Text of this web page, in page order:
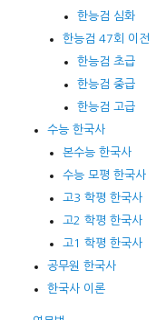
한능검 심화
한능검 47회 이전
한능검 초급
한능검 중급
한능검 고급
수능 한국사
본수능 한국사
수능 모평 한국사
고3 학평 한국사
고2 학평 한국사
고1 학평 한국사
공무원 한국사
한국사 이론